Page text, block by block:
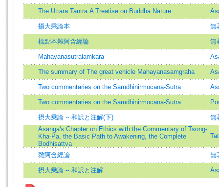
The Uttara Tantra:A Treatise on Buddha Nature
攝大乘論本 無
標點本雜阿含經論 無
Mahayanasutralamkara
The summary of The great vehicle Mahayanasamgraha
Two commentaries on the Samdhinirmocana-Sutra
Two commentaries on the Samdhinirmocana-Sutra
摂大乗論 -- 和訳と注解(下)
無
Asanga's Chapter on Ethics with the Commentary of Tsong-
Kha-Pa, the Basic Path to Awakening, the Complete
Bodhisattva
雜阿含經論 無
摂大乗論 -- 和訳と注解